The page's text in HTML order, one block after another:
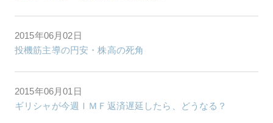
2015年06月02日
投機筋主導の円安・株高の死角
2015年06月01日
ギリシャが今週ＩＭＦ返済遅延したら、どうなる？